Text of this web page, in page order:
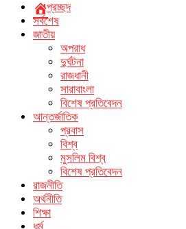
প্রচ্ছদ
সর্বশেষ
জাতীয়
অপরাধ
দুর্ঘটনা
রাজধানী
সারাবাংলা
বিশেষ প্রতিবেদন
আন্তর্জাতিক
প্রবাস
বিশ্ব
মুসলিম বিশ্ব
বিশেষ প্রতিবেদন
রাজনীতি
অর্থনীতি
শিক্ষা